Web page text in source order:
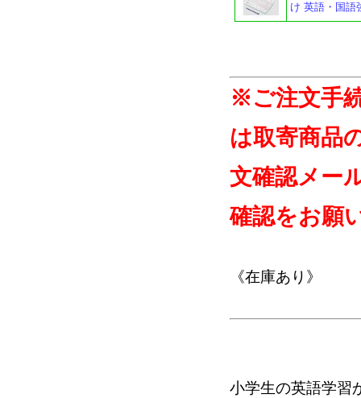
け 英語・国語
※ご注文手
は取寄商品
文確認メー
確認をお願
《在庫あり》
小学生の英語学習